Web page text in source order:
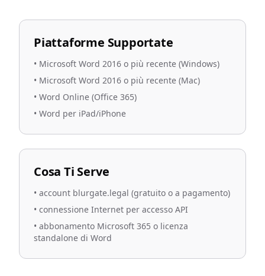
Piattaforme Supportate
• Microsoft Word 2016 o più recente (Windows)
• Microsoft Word 2016 o più recente (Mac)
• Word Online (Office 365)
• Word per iPad/iPhone
Cosa Ti Serve
• account blurgate.legal (gratuito o a pagamento)
• connessione Internet per accesso API
• abbonamento Microsoft 365 o licenza
standalone di Word